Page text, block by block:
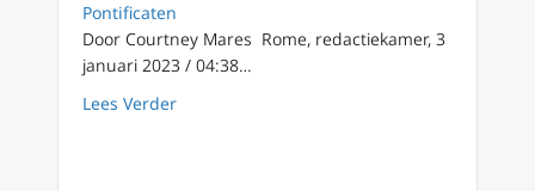
Pontificaten
Door Courtney Mares Rome, redactiekamer, 3
januari 2023 / 04:38…
Lees Verderabout Kardinaal Zen: Benedictus XVI zal